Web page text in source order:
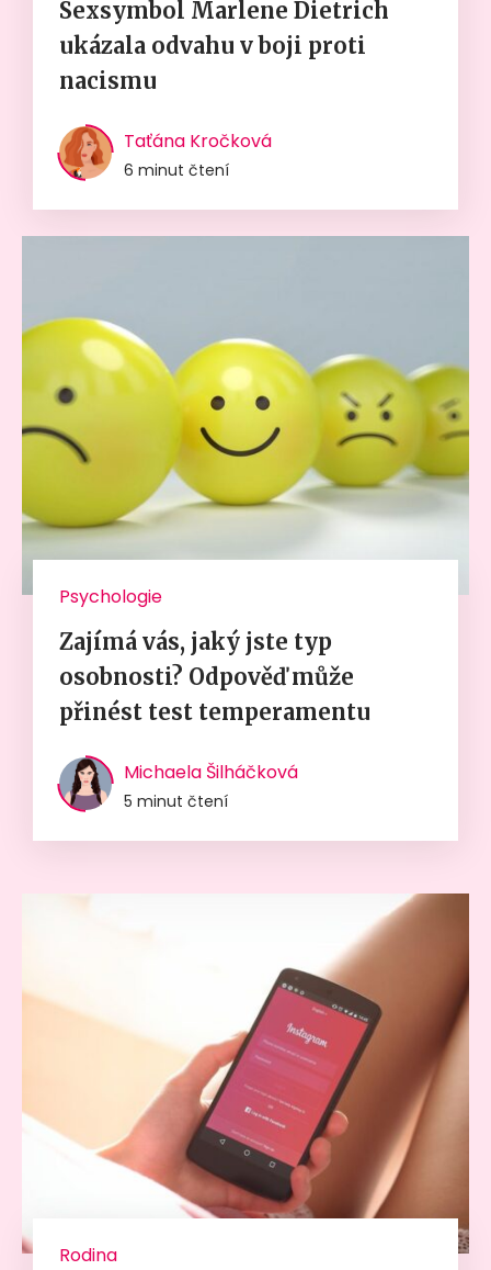
Sexsymbol Marlene Dietrich
ukázala odvahu v boji proti
nacismu
Taťána Kročková
6 minut čtení
Psychologie
Zajímá vás, jaký jste typ
osobnosti? Odpověď může
přinést test temperamentu
Michaela Šilháčková
5 minut čtení
Rodina